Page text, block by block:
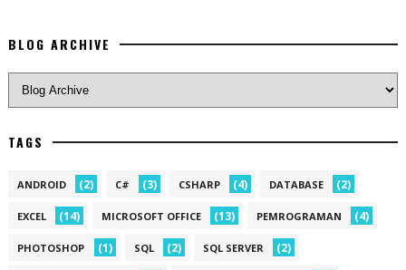
BLOG ARCHIVE
TAGS
ANDROID (2) C# (3) CSHARP (4) DATABASE (2)
EXCEL (14) MICROSOFT OFFICE (13) PEMROGRAMAN (4)
PHOTOSHOP (1) SQL (2) SQL SERVER (2)